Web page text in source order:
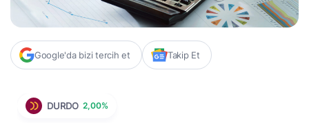
Google'da bizi tercih et Takip Et
DURDO 2,00%